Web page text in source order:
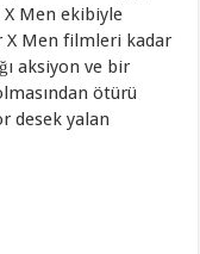
X Men ekibiyle
X Men filmleri kadar
aksiyon ve bir
ötürü
desek yalan